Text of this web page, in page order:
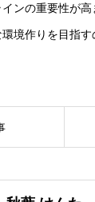
ンの重要性が
境作りを目指